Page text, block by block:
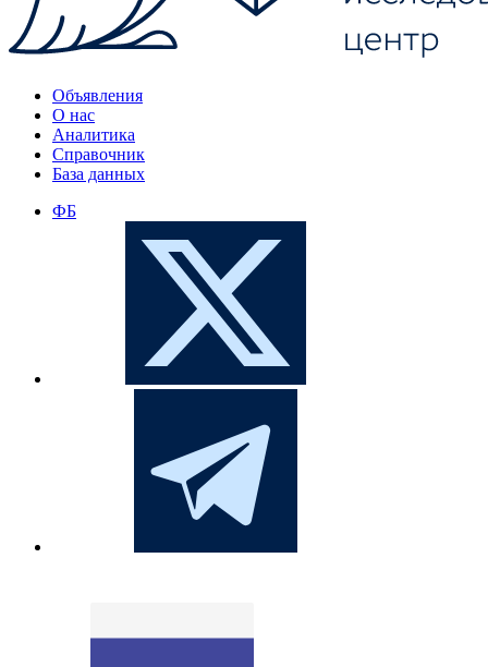
Объявления
О нас
Аналитика
Справочник
База данных
ФБ